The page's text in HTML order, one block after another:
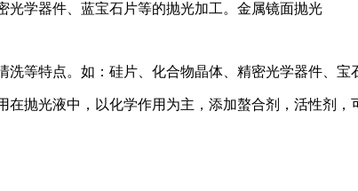
学器件、蓝宝石片等的抛光加工。金属镜面抛光
等特点。如：硅片、化合物晶体、精密光学器件、宝
抛光液中，以化学作用为主，添加螯合剂，活性剂